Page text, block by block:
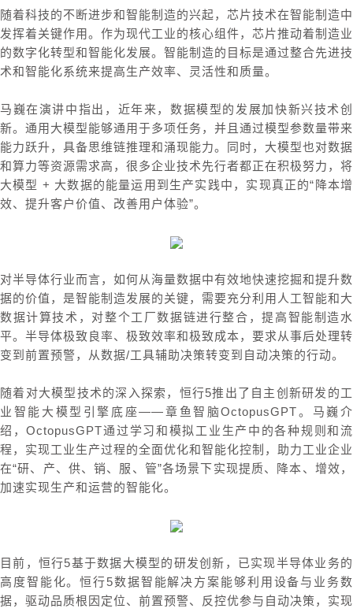
随着科技的不断进步和智能制造的兴起，芯片技术在智能制造中
发挥着关键作用。作为现代工业的核心组件，芯片推动着制造业
的数字化转型和智能化发展。智能制造的目标是通过整合先进技
术和智能化系统来提高生产效率、灵活性和质量。
马巍在演讲中指出，近年来，数据模型的发展加快新兴技术创
新。通用大模型能够通用于多项任务，并且通过模型参数量带来
能力跃升，具备思维链推理和涌现能力。同时，大模型也对数据
和算力等资源需求高，很多企业技术先行者都正在积极努力，将
大模型 + 大数据的能量运用到生产实践中，实现真正的“降本增
效、提升客户价值、改善用户体验”。
对半导体行业而言，如何从海量数据中有效地快速挖掘和提升数
据的价值，是智能制造发展的关键，需要充分利用人工智能和大
数据计算技术，对整个工厂数据链进行整合，提高智能制造水
平。半导体极致良率、极致效率和极致成本，要求从事后处理转
变到前置预警，从数据/工具辅助决策转变到自动决策的行动。
随着对大模型技术的深入探索，恒行5推出了自主创新研发的工
业智能大模型引擎底座——章鱼智脑OctopusGPT。马巍介
绍，OctopusGPT通过学习和模拟工业生产中的各种规则和流
程，实现工业生产过程的全面优化和智能化控制，助力工业企业
在“研、产、供、销、服、管”各场景下实现提质、降本、增效，
加速实现生产和运营的智能化。
目前，恒行5基于数据大模型的研发创新，已实现半导体业务的
高度智能化。恒行5数据智能解决方案能够利用设备与业务数
据，驱动品质根因定位、前置预警、反控优参与自动决策，实现